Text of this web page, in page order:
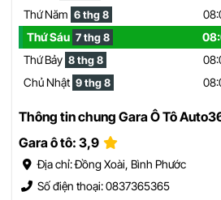
Thứ Năm 6 thg 8
Thứ Sáu 7 thg 8
Thứ Bảy 8 thg 8
Chủ Nhật 9 thg 8
Thông tin chung Gara Ô Tô
Gara ô tô: 3,9
Địa chỉ: Đồng Xoài, Bình Phước
Số điện thoại: 0837365365